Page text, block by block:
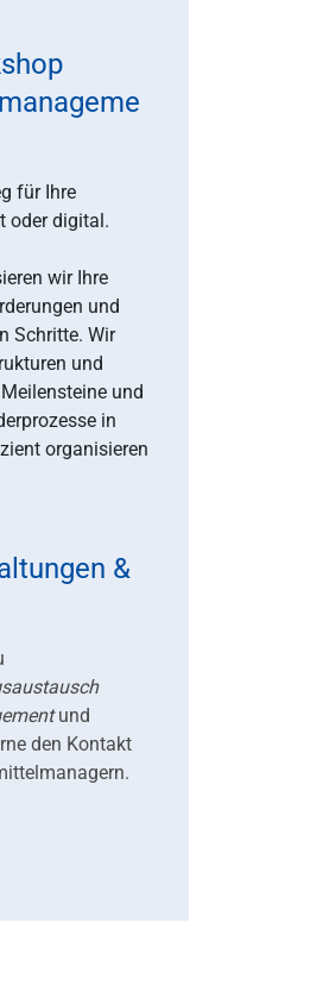
für Ihre
oder digital.
wir Ihre
und
Schritte. Wir
und
und
in
organisieren
&
und
den Kontakt